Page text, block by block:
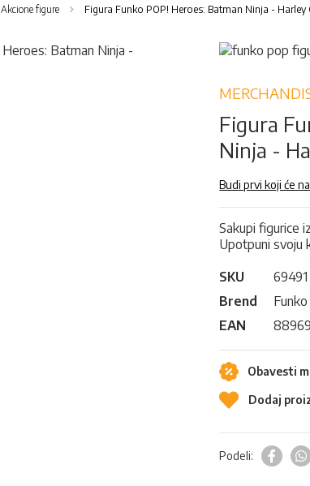
Akcione figure Figura Funko POP! Heroes: Batman Ninja - Harley
Figura
Ninja -
Budi prvi koji će
Sakupi figurice
Upotpuni svoju
SKU
69491
Brend
Funko
EAN
Obavesti
Dodaj
Podeli: